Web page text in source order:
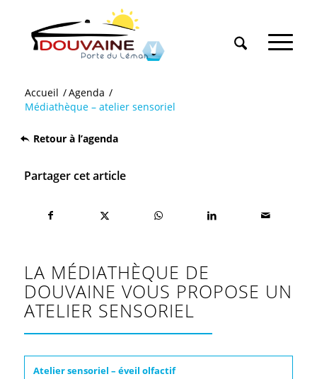
Accueil /Agenda /
Médiathèque – atelier sensoriel
Retour à l’agenda
Partager cet article
LA MÉDIATHÈQUE DE
DOUVAINE VOUS PROPOSE UN
ATELIER SENSORIEL
Atelier sensoriel – éveil olfactif